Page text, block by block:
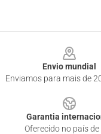
Envio mundial
Enviamos para mais de
Garantia
Oferecido no país de